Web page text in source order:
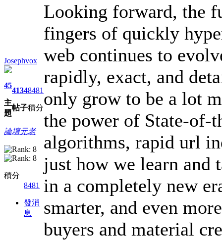
Josephvox
45
主
題
4134
帖子
8481
積分
論壇元老
積分
8481
發消
息
Looking forward, the
fingers of quickly
web continues to
rapidly, exact, and
only grow to be a lot
the power of State-of-
algorithms, rapid url
just how we learn and
in a completely new
smarter, and even
buyers and material